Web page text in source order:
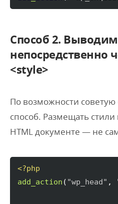
Способ 2.
непосредственно
<style>
По возможности
способ. Размещать
HTML документе — не
<?php
add_action ( "wp_head" ,